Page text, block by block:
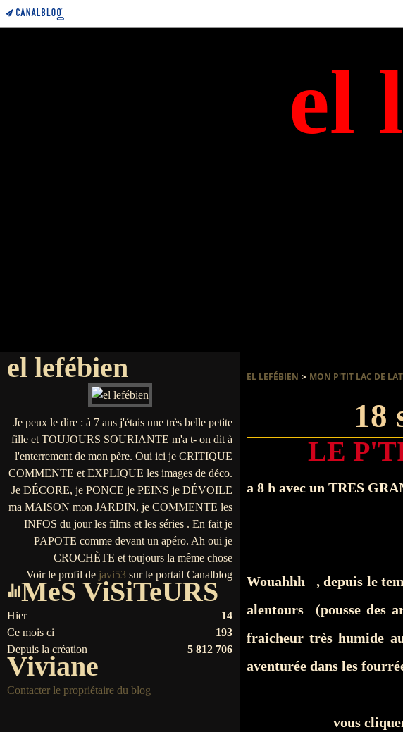
el
el lefébien
Je peux le dire : à 7 ans j'étais une très belle petite
fille et TOUJOURS SOURIANTE m'a t- on dit à
l'enterrement de mon père. Oui ici je CRITIQUE
COMMENTE et EXPLIQUE les images de déco.
Je DÉCORE, je PONCE je PEINS je DÉVOILE
ma MAISON mon JARDIN, je COMMENTE les
INFOS du jour les films et les séries . En fait je
PAPOTE comme devant un apéro. Ah oui je
CROCHÈTE et toujours la même chose
Voir le profil de javi53 sur le portail Canalblog
MeS ViSiTeURS
Hier
14
Ce mois ci
193
Depuis la création
5 812 706
Viviane
Contacter le propriétaire du blog
EL LEFÉBIEN > MON P'TIT LAC DE
18
LE
a 8 h avec un TRES
Wouahhh , depuis le
alentours (pousse des
fraicheur très humide
aventurée dans les
vous